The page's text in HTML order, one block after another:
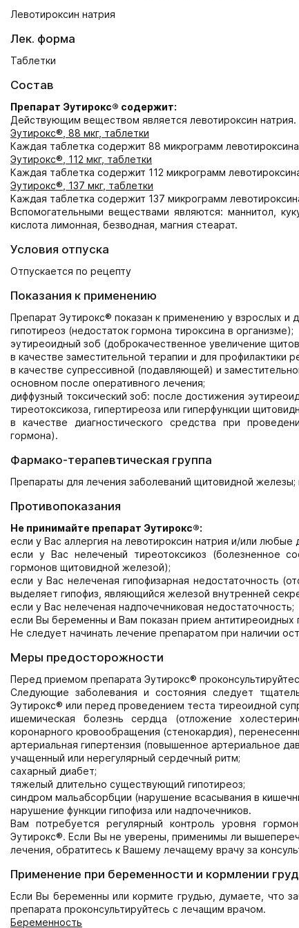
Левотироксин натрия
Лек. форма
Таблетки
Состав
Препарат Эутирокс® содержит:
Действующим веществом является левотироксин натрия.
Эутирокс®, 88 мкг, таблетки
Каждая таблетка содержит 88 микрограмм
Эутирокс®, 112 мкг, таблетки
Каждая таблетка содержит 112 микрограмм
Эутирокс®, 137 мкг, таблетки
Каждая таблетка содержит 137 микрограмм
Вспомогательными веществами являются: маннитол,
кислота лимонная, безводная, магния стеарат.
Условия отпуска
Отпускается по рецепту
Показания к применению
Препарат Эутирокс® показан к применению у взрослых и
гипотиреоз (недостаток гормона тироксина в организме);
эутиреоидный зоб (доброкачественное увеличение
в качестве заместительной терапии и для
в качестве супрессивной (подавляющей) и
основном после оперативного лечения;
диффузный токсический зоб: после достижения
тиреотоксикоза, гипертиреоза или гиперфункции
в качестве диагностического средства при
гормона).
Фармако-терапевтическая группа
Препараты для лечения заболеваний щитовидной
Противопоказания
Не принимайте препарат Эутирокс®:
если у Вас аллергия на левотироксин натрия и/или любые
если у Вас нелеченый тиреотоксикоз (болезненное
гормонов щитовидной железой);
если у Вас нелеченая гипофизарная недостаточность
выделяет гипофиз, являющийся железой внутренней
если у Вас нелеченая надпочечниковая недостаточность;
если Вы беременны и Вам показан прием антитиреоидных
Не следует начинать лечение препаратом при наличии
Меры предосторожности
Перед приемом препарата Эутирокс®
Следующие заболевания и состояния следует
Эутирокс® или перед проведением теста тиреоидной
ишемическая болезнь сердца (отложение
коронарного кровообращения (стенокардия),
артериальная гипертензия (повышенное артериальное
учащенный или нерегулярный сердечный ритм;
сахарный диабет;
тяжелый длительно существующий гипотиреоз;
синдром мальабсорбции (нарушение всасывания в
нарушение функции гипофиза или надпочечников.
Вам потребуется регулярный контроль уровня
Эутирокс®. Если Вы не уверены, применимы ли
лечения, обратитесь к Вашему лечащему врачу за
Применение при беременности и кормлении
Если Вы беременны или кормите грудью, думаете, что
препарата проконсультируйтесь с лечащим врачом.
Беременность